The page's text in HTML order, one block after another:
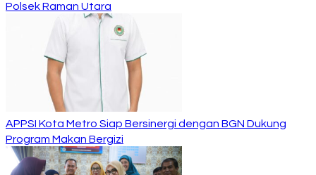
Polsek Raman Utara
APPSI Kota Metro Siap Bersinergi dengan BGN Dukung
Program Makan Bergizi